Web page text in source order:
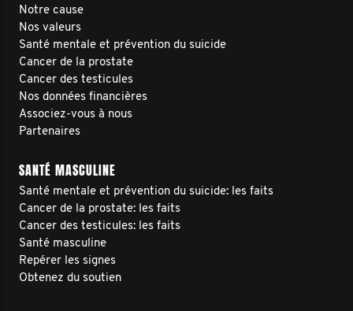
Notre cause
Nos valeurs
Santé mentale et prévention du suicide
Cancer de la prostate
Cancer des testicules
Nos données financières
Associez-vous à nous
Partenaires
SANTÉ MASCULINE
Santé mentale et prévention du suicide: les faits
Cancer de la prostate: les faits
Cancer des testicules: les faits
Santé masculine
Repérer les signes
Obtenez du soutien